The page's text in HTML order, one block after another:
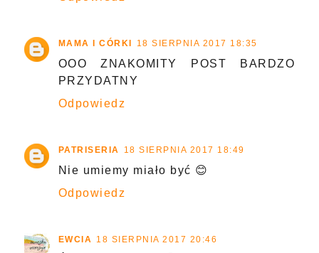
MAMA I CÓRKI 18 SIERPNIA 2017 18:35
OOO ZNAKOMITY POST BARDZO
PRZYDATNY
Odpowiedz
PATRISERIA 18 SIERPNIA 2017 18:49
Nie umiemy miało być 😊
Odpowiedz
EWCIA 18 SIERPNIA 2017 20:46